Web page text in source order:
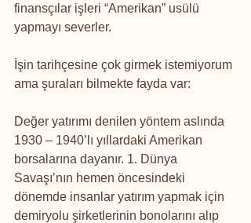
finansçılar işleri “Amerikan” usülü
yapmayı severler.
İşin tarihçesine çok girmek istemiyorum
ama şuraları bilmekte fayda var:
Değer yatırımı denilen yöntem aslında
1930 – 1940’lı yıllardaki Amerikan
borsalarına dayanır. 1. Dünya
Savaşı’nın hemen öncesindeki
dönemde insanlar yatırım yapmak için
demiryolu şirketlerinin bonolarını alıp